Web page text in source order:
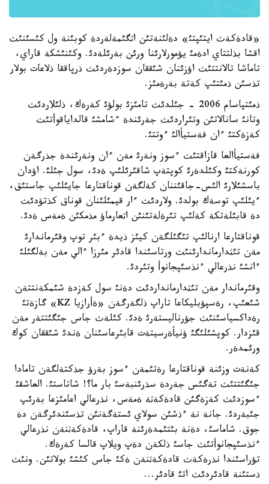
«قادةكةث ايتئپتئ» دةلئنةتئن اثگئمةلةردة كوبئنة ول كئسئنئث
اقشا بذلتتاي ادةمئ يؤمورلارئنا ورئن بةرئلةدئ. وكئنئشكة قاراي،
تاماشا تالانتتئث اؤزئنان شئققان سوزدةردئث ذرپاققا ذلاعات بولار
تذسئن ذمئتئپ كةتة بةرةمئز.
ذمئتپاسام 2006 - جئلدئث تامئزئ بولؤئ كةرةك، ذلئلاردئث
وتانئ سانالاتئن وتئراردئث جةرئندة ءشامشئ قالداياقوأتئث
كةزةكتئ ءان فةستيأالئ ءوتتئ.
فةستيأالعا قازاقتئث ءسوز ونةرئ مةن ءان ونةرئندة جذرگةن
كورنةكتئ وكئلدةرئ كوپتةپ شاقئرئلئپ ةدئ، سول جئلئ. اؤدان
باسشئلارئ الئس-جاقئننان كةلگةن قوناقتارعا جايئلئپ جاستئق،
ءيئلئپ توسةك بولدئ. ولاردئث ءار قيمئلئنان قوناق كذتؤدئث
دة قابئلةتكة كةلئپ تئرةلةتئنئن اثعارماؤ مذمكئن ةمةس ةدئ.
قوناقتارعا ارنالئپ تئگئلگةن كيئز ذيدة ءبئر توپ وقئرماندارئ
مةن تئثدارماندارئنئث ورتاسئندا قادئر مئرزا ءالي مةن بةلگئلئ
ءانشئ نذرعالي ءنذسئپجانوأ وتئردئ.
وقئرماندار مةن تئثدارمانداردئث دةنئ سول كةزدة شئمكةنتتةن
شئعئپ، رةسپؤبليكاعا تاراپ ذلگةرگةن «ةأرازيا KZ» گازةتئ
رةداكسياسئنئث جؤرناليستةرئ ةدئ. كئلةث جاس جئگئتتةر مةن
قئزدار. كوپشئلئگئ ؤنيأةرسيتةت قابئرعاسئنان ةندئ شئققان كوك
ورئمدةر.
كةنةت وزئنة قوناقتارعا رةتئمةن ءسوز بةرؤ جذكتةلگةن تامادا
جئگئتتئث تةگئس جةردة سذرئنبةسئ بار ما؟! شاتاستئ. العاشقئ
ءسوزدئث كةزةگئن قادةكةثة ةمةس، نذرعالي اعامئزعا بةرئپ
جئبةردئ. جانة نة ءذشئن سولاي ئستةگةنئن تذسئندئرگةن دة
جوق. شاماسئ، دةنة بئتئمدةرئنة قاراپ، قادةكةثنةن نذرعالي
ءنذسئپجانوأتئث جاسئ ذلكةن دةپ ويلاپ قالسا كةرةك.
تؤراسئندا نذرةكةث قادةكةثنةن ةكئ جاس كئشئ بولاتئن. ونئث
ذستئنة قادئردئث اتئ قادئر...